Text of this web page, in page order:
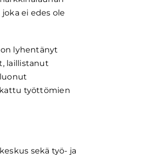
ei edes ole
lyhentänyt
laillistanut
työttömien
sekä työ- ja